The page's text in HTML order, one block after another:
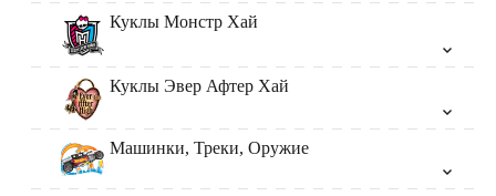
Куклы Монстр Хай
Куклы Эвер Афтер Хай
Машинки, Треки, Оружие